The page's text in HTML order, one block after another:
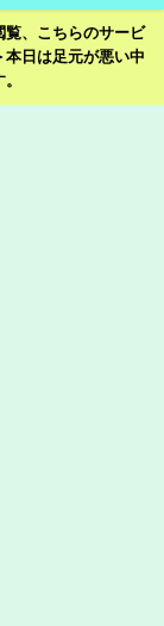
覧、こちらのサービ
本日は足元が悪い中